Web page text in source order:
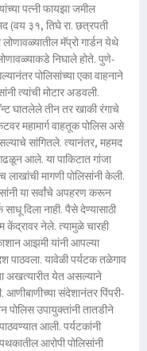
पत्नी फायझा जमील
(वय ३१, तिघे रा. छत्रपती
मॅप्रो गार्डन येथे
निघाले होते. पुणे-
पोलिसांच्या एका वाहनाने
त्यांची मोटार अडवली.
घातलेले तीन तर खाकी रंगाचे
महामार्ग वाहतूक पोलिस असे
सांगितले. त्यानंतर, महमद
आले. या पाकिटात गांजा
लाखांची मागणी पोलिसांनी केली.
या सर्वांचे अपहरण करून
दिला नाही. पैसे देण्यासाठी
केंद्रावर नेले. त्यामुळे चारही
आझमी यांनी आपल्या
पाठवला. यावेळी पर्यटक तळेगाव
अखत्यारीत येत असल्याने
आणीबाणीच्या संदेशानंतर पिंपरी-
उपायुक्तांनी तातडीने
आली. पर्यटकांनी
आरोपी पोलिसांनी